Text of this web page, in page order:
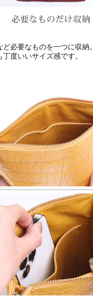
必要なものを一つに収納。
度いいサイズ感です。